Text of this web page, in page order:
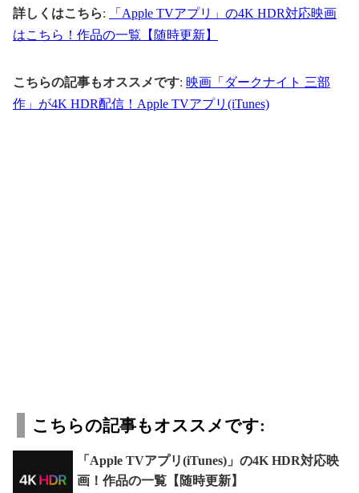
詳しくはこちら:
「Apple TVアプリ」の4K HDR対応映画
はこちら！作品の一覧【随時更新】
こちらの記事もオススメです: 映画「ダークナイト 三部
作」が4K HDR配信！Apple TVアプリ(iTunes)
こちらの記事もオススメです:
「Apple TVアプリ(iTunes)」の4K HDR対応映
画！作品の一覧【随時更新】